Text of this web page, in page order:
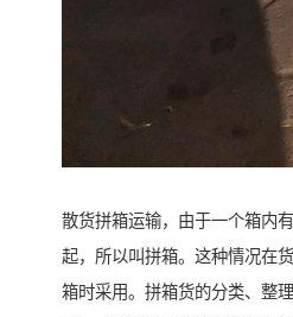
散货拼箱运输，由于一个箱内
起，所以叫拼箱。这种情况在
箱时采用。拼箱货的分类、整